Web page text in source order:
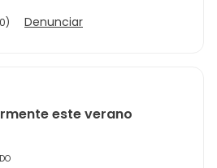
0) Denunciar
este verano